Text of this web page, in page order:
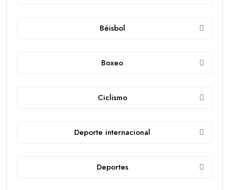
Béisbol
Boxeo
Ciclismo
Deporte internacional
Deportes